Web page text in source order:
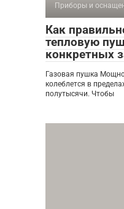
Приборы и
Как
тепловую
конкретных
Газовая пушка
колеблется в
полутысячи. Чтобы